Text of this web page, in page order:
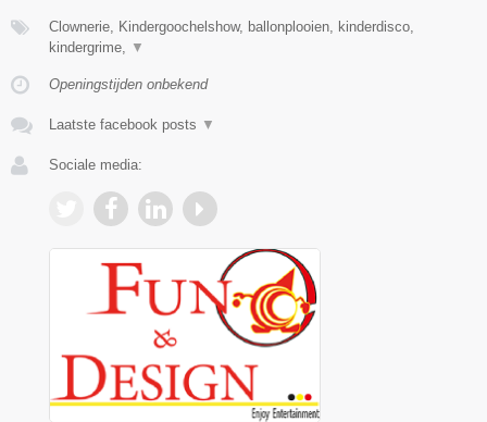
Clownerie, Kindergoochelshow, ballonplooien, kinderdisco,
kindergrime, ▼
Openingstijden onbekend
Laatste facebook posts ▼
Sociale media: